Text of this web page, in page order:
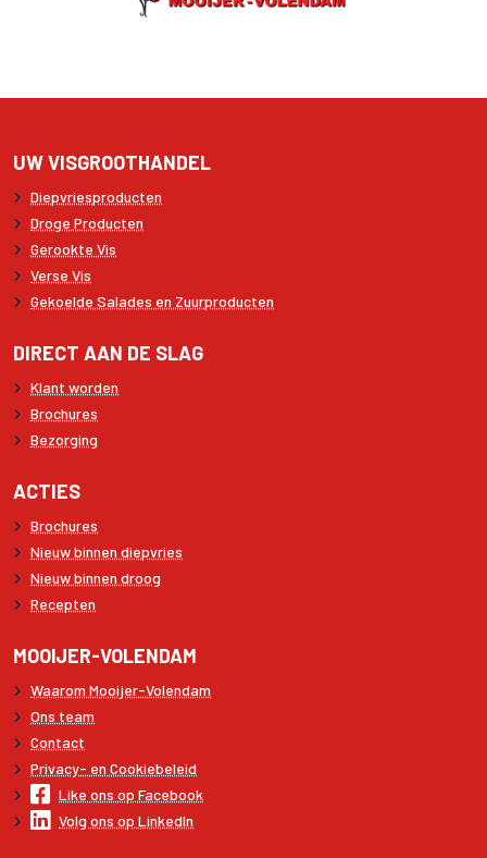
UW VISGROOTHANDEL
Diepvriesproducten
Droge Producten
Gerookte Vis
Verse Vis
Gekoelde Salades en Zuurproducten
DIRECT AAN DE SLAG
Klant worden
Brochures
Bezorging
ACTIES
Brochures
Nieuw binnen diepvries
Nieuw binnen droog
Recepten
MOOIJER-VOLENDAM
Waarom Mooijer-Volendam
Ons team
Contact
Privacy- en Cookiebeleid
Like ons op Facebook
Volg ons op LinkedIn